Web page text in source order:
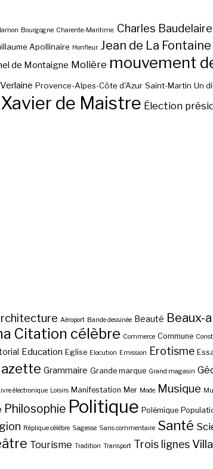
Bourgogne Charente-Maritime. Charles Baudelaire
Apollinaire Honfleur Jean de La Fontaine
de Montaigne Molière mouvement
Provence-Alpes-Côte d'Azur Saint-Martin Un
Xavier de Maistre Élection
Aéroport Bande dessinée Beauté Beaux-
Citation célèbre Commerce Commune
Education Eglise Elocution Emission Erotisme
Grammaire Grande marque Grand magasin
électronique Loisirs Manifestation Mer Mode Musique
Philosophie Politique Polémique
Réplique célèbre Sagesse Sans commentaire Santé
Tourisme Tradition Transport Trois lignes